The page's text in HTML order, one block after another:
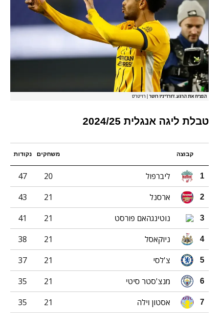
הנציח את הרגע. ז'ורז'יניו רוטר רויטרס
טבלת ליגה אנגלית 2024/25
קבוצה משחקים נקודות
1 ליברפול 20
47
2 ארסנל 21
43
3 נוטינגהאם פורסט 21
41
4 ניוקאסל 21
38
5 צ'לסי 21
37
6 מנצ'סטר סיטי 21
35
7 אסטון וילה 21
35